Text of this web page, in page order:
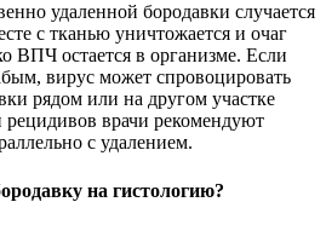
удаленной бородавки случается
с тканью уничтожается и очаг
ВПЧ остается в организме. Если
вирус может спровоцировать
рядом или на другом участке
врачи рекомендуют
с удалением.
на гистологию?